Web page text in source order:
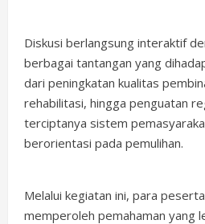
Diskusi berlangsung interaktif
berbagai tantangan yang
dari peningkatan kualitas
rehabilitasi, hingga penguatan
terciptanya sistem
berorientasi pada pemulihan.
Melalui kegiatan ini, para
memperoleh pemahaman yang